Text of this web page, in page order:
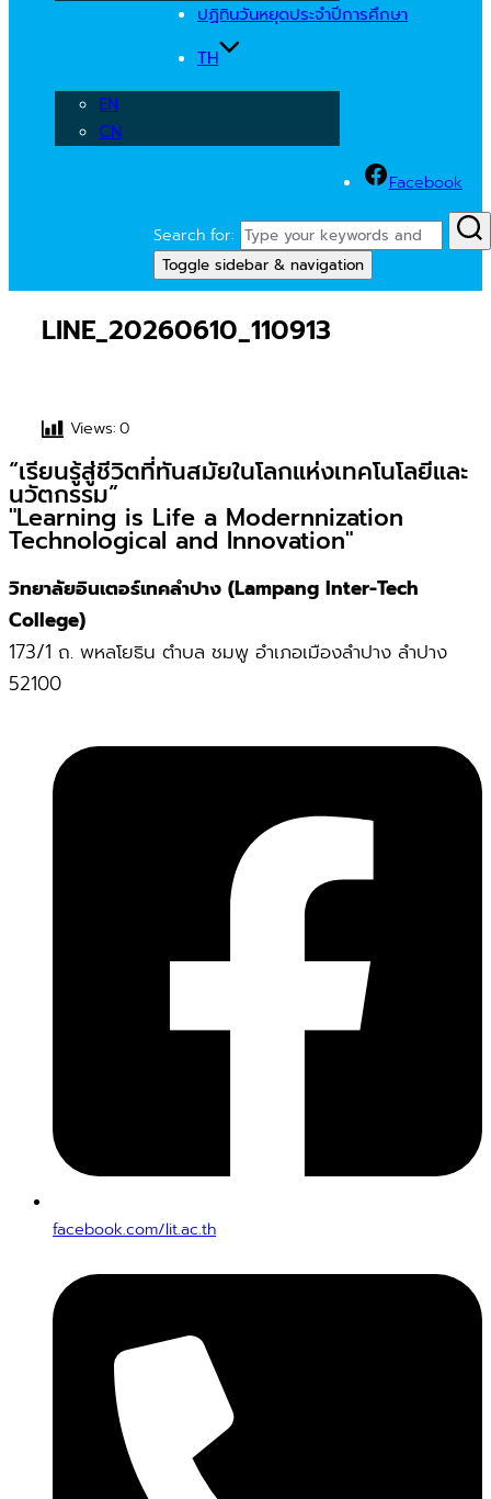
ปฏิทินวันหยุดประจำปีการศึกษา
TH
EN
CN
Facebook
Search for:
Toggle sidebar & navigation
LINE_20260610_110913
Views:0
“เรียนรู้สู่ชีวิตที่ทันสมัยในโลกแห่งเทคโนโลยีและ
นวัตกรรม”
"Learning is Life a Modernnization
Technological and Innovation"
วิทยาลัยอินเตอร์เทคลำปาง (Lampang Inter-Tech
College)
173/1 ถ. พหลโยธิน ตำบล ชมพู อำเภอเมืองลำปาง ลำปาง
52100
facebook.com/lit.ac.th